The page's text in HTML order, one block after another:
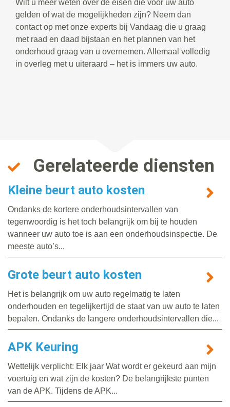
Wilt u meer weten over de eisen die voor uw auto
gelden of wat de mogelijkheden zijn? Neem dan
contact op met onze experts bij Vandaag die u graag
met raad en daad bijstaan en het plannen van het
onderhoud graag van u overnemen. Allemaal volledig
in overleg met u uiteraard – het is immers uw auto.
Gerelateerde diensten
Kleine beurt auto kosten
Ondanks de kortere onderhoudsintervallen van
tegenwoordig is het toch belangrijk om bij te houden
wanneer uw auto toe is aan een onderhoudsinspectie. De
meeste auto’s...
Grote beurt auto kosten
Het is belangrijk om uw auto regelmatig te laten
onderhouden en tegelijkertijd de staat van uw auto te laten
bepalen. Ondanks de langere onderhoudsintervallen die...
APK Keuring
Wettelijk verplicht: Elk jaar Wat wordt er gekeurd aan mijn
voertuig en wat zijn de kosten? De belangrijkste punten
van de APK. Tijdens de APK...